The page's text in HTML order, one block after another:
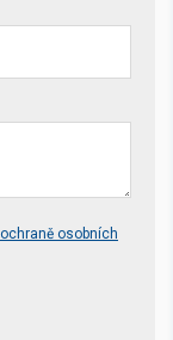
osobních